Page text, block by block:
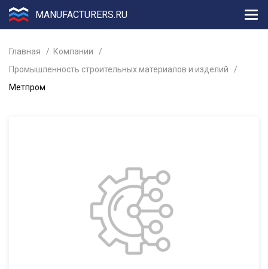
MANUFACTURERS.RU
Главная
Компании
Промышленность строительных материалов и изделий
Метпром